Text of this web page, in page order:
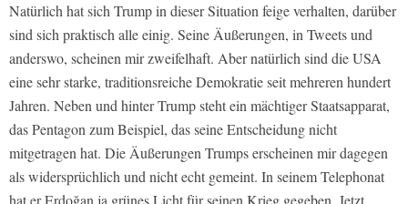
Natürlich hat sich Trump in dieser Situation feige verhalten, darüber
sind sich praktisch alle einig. Seine Äußerungen, in Tweets und
anderswo, scheinen mir zweifelhaft. Aber natürlich sind die USA
eine sehr starke, traditionsreiche Demokratie seit mehreren hundert
Jahren. Neben und hinter Trump steht ein mächtiger Staatsapparat,
das Pentagon zum Beispiel, das seine Entscheidung nicht
mitgetragen hat. Die Äußerungen Trumps erscheinen mir dagegen
als widersprüchlich und nicht echt gemeint. In seinem Telephonat
hat er Erdoğan ja grünes Licht für seinen Krieg gegeben. Jetzt